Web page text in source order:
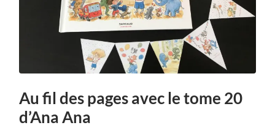
Au fil des pages avec le tome 20
d’Ana Ana